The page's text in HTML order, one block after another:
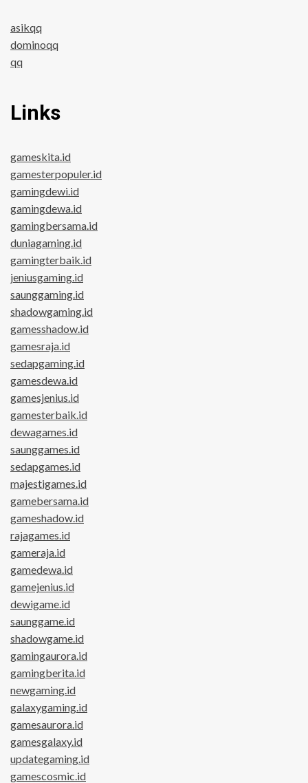
asikqq
dominoqq
qq
Links
gameskita.id
gamesterpopuler.id
gamingdewi.id
gamingdewa.id
gamingbersama.id
duniagaming.id
gamingterbaik.id
jeniusgaming.id
saunggaming.id
shadowgaming.id
gamesshadow.id
gamesraja.id
sedapgaming.id
gamesdewa.id
gamesjenius.id
gamesterbaik.id
dewagames.id
saunggames.id
sedapgames.id
majestigames.id
gamebersama.id
gameshadow.id
rajagames.id
gameraja.id
gamedewa.id
gamejenius.id
dewigame.id
saunggame.id
shadowgame.id
gamingaurora.id
gamingberita.id
newgaming.id
galaxygaming.id
gamesaurora.id
gamesgalaxy.id
updategaming.id
gamescosmic.id